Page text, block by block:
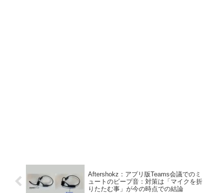
Aftershokz：アプリ版Teams会議でのミ
ュートのビープ音：対策は「マイクを折
りたたむ事」が今の時点での結論